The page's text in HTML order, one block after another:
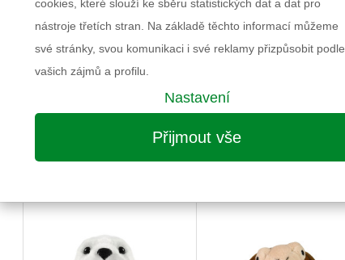
cookies, které slouží ke sběru statistických dat a dat pro
nástroje třetích stran. Na základě těchto informací můžeme
své stránky, svou komunikaci i své reklamy přizpůsobit podle
vašich zájmů a profilu.
Nastavení
Přijmout vše